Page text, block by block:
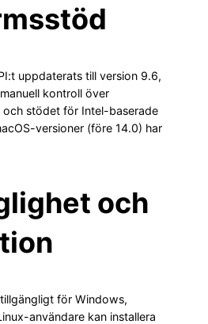
uppdaterats till version 9.6,
kontroll över
och stödet för Intel-baserade
versioner (före 14.0) har
och
för Windows,
användare kan installera